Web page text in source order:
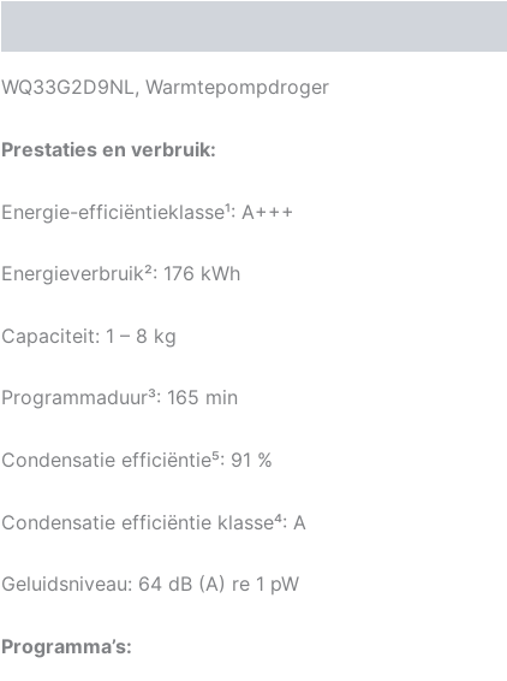
WQ33G2D9NL, Warmtepompdroger
Prestaties en verbruik:
Energie-efficiëntieklasse¹: A+++
Energieverbruik²: 176 kWh
Capaciteit: 1 – 8 kg
Programmaduur³: 165 min
Condensatie efficiëntie⁵: 91 %
Condensatie efficiëntie klasse⁴: A
Geluidsniveau: 64 dB (A) re 1 pW
Programma’s: